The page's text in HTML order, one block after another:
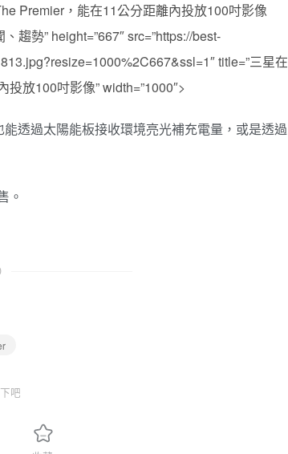
Premier，能在11公分距離內投放100吋影像
趨勢” height=”667″ src=”https://best-
title=”三星在
放100吋影像” width=”1000″>
透過太陽能板接收環境亮光補充電量，或是透過
。
吧